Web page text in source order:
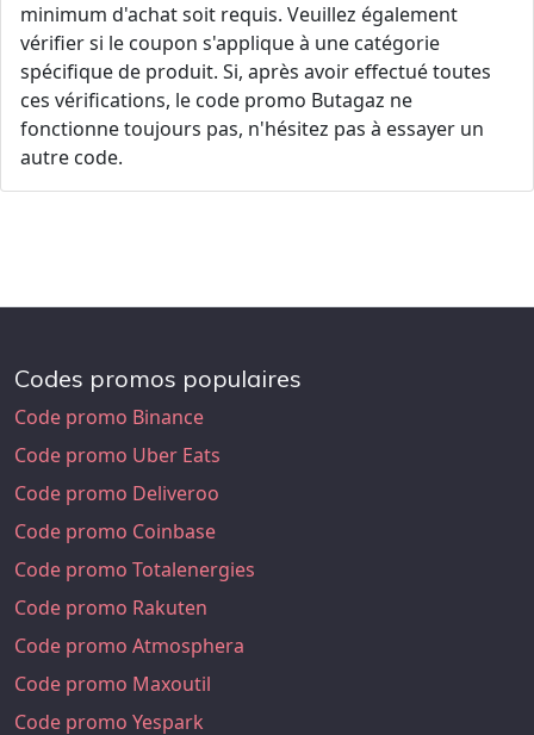
minimum d'achat soit requis. Veuillez également
vérifier si le coupon s'applique à une catégorie
spécifique de produit. Si, après avoir effectué toutes
ces vérifications, le code promo Butagaz ne
fonctionne toujours pas, n'hésitez pas à essayer un
autre code.
Codes promos populaires
Code promo Binance
Code promo Uber Eats
Code promo Deliveroo
Code promo Coinbase
Code promo Totalenergies
Code promo Rakuten
Code promo Atmosphera
Code promo Maxoutil
Code promo Yespark